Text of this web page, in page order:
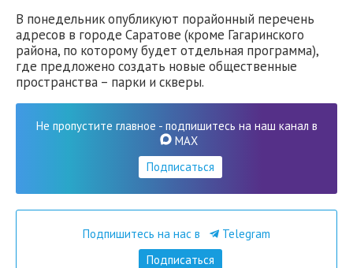
В понедельник опубликуют порайонный перечень
адресов в городе Саратове (кроме Гагаринского
района, по которому будет отдельная программа),
где предложено создать новые общественные
пространства – парки и скверы.
Не пропустите главное - подпишитесь на наш канал в
MAX
Подписаться
Подпишитесь на нас в
Telegram
Подписаться